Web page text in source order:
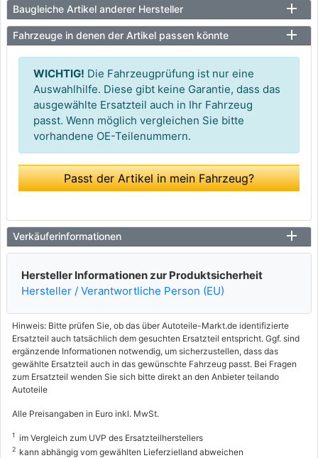
Baugleiche Artikel anderer Hersteller
Fahrzeuge in denen der Artikel passen könnte
WICHTIG! Die Fahrzeugprüfung ist nur eine
Auswahlhilfe. Diese gibt keine Garantie, dass das
ausgewählte Ersatzteil auch in Ihr Fahrzeug
passt. Wenn möglich vergleichen Sie bitte
vorhandene OE-Teilenummern.
Passt der Artikel in mein Fahrzeug?
Verkäuferinformationen
Hersteller Informationen zur Produktsicherheit
Hersteller / Verantwortliche Person (EU)
Hinweis: Bitte prüfen Sie, ob das über Autoteile-Markt.de identifizierte
Ersatzteil auch tatsächlich dem gesuchten Ersatzteil entspricht. Ggf. sind
ergänzende Informationen notwendig, um sicherzustellen, dass das
gewählte Ersatzteil auch in das gewünschte Fahrzeug passt. Bei Fragen
zum Ersatzteil wenden Sie sich bitte direkt an den Anbieter teilando
Autoteile
Alle Preisangaben in Euro inkl. MwSt.
1 im Vergleich zum UVP des Ersatzteilherstellers
2 kann abhängig vom gewählten Lieferzielland abweichen